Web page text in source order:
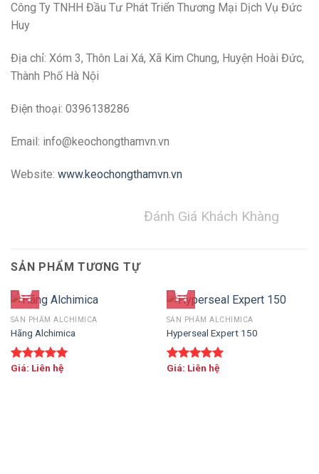
Công Ty TNHH Đầu Tư Phát Triển Thương Mại Dịch Vụ Đức
Huy
Địa chỉ: Xóm 3, Thôn Lai Xá, Xã Kim Chung, Huyện Hoài Đức,
Thành Phố Hà Nội
Điện thoại: 0396138286
Email: info@keochongthamvn.vn
Website: www.keochongthamvn.vn
Đánh Giá Khách Khàng
SẢN PHẨM TƯƠNG TỰ
SẢN PHẨM ALCHIMICA
Hãng Alchimica
Được xếp
Giá: Liên hệ
SẢN PHẨM ALCHIMICA
Hyperseal Expert 150
Được xếp
Giá: Liên hệ